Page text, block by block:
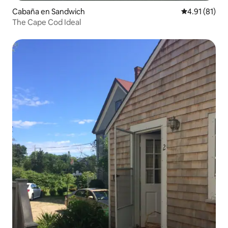
Cabaña en Sandwich Calificación
4.91 (81)
The Cape Cod Ideal